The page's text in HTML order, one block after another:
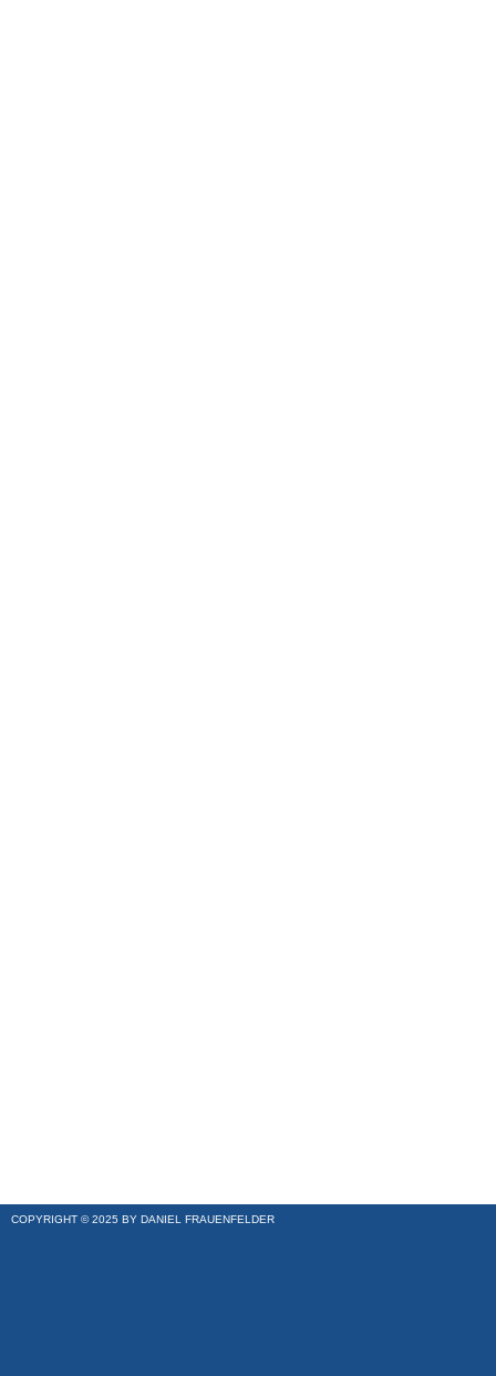
COPYRIGHT © 2025 BY DANIEL FRAUENFELDER